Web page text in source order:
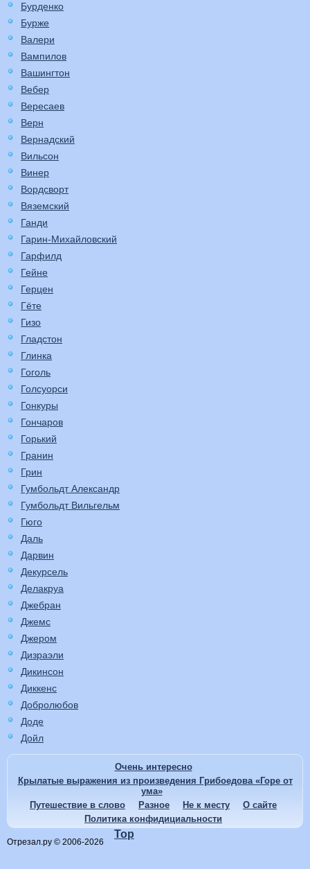
Бурденко
Бурже
Валери
Вампилов
Вашингтон
Вебер
Вересаев
Верн
Вернадский
Вильсон
Винер
Вордсворт
Вяземский
Ганди
Гарин-Михайловский
Гарфилд
Гейне
Герцен
Гёте
Гизо
Гладстон
Глинка
Гоголь
Голсуорси
Гонкуры
Гончаров
Горький
Гранин
Грин
Гумбольдт Александр
Гумбольдт Вильгельм
Гюго
Даль
Дарвин
Декурсель
Делакруа
Джебран
Джемс
Джером
Дизраэли
Дикинсон
Диккенс
Добролюбов
Доде
Дойл
Очень интересно
Крылатые выражения из произведения Грибоедова «Горе от
ума»
Путешествие в слово
Разное Не к месту
О сайте
Политика конфидициальности
Отрезал.ру © 2006-2026
Top